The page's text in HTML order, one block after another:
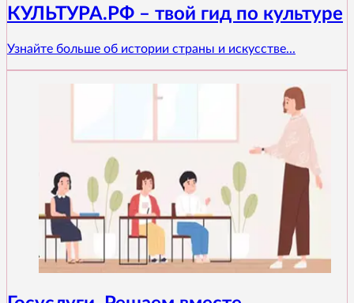
КУЛЬТУРА.РФ – твой гид по культуре
Узнайте больше об истории страны и искусстве...